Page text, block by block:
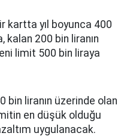
kartta yıl boyunca 400
kalan 200 bin liranın
limit 500 bin liraya
bin liranın üzerinde olan
en düşük olduğu
uygulanacak.